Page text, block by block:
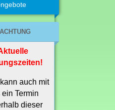
ACHTUNG
auch mit
ein Termin
dieser